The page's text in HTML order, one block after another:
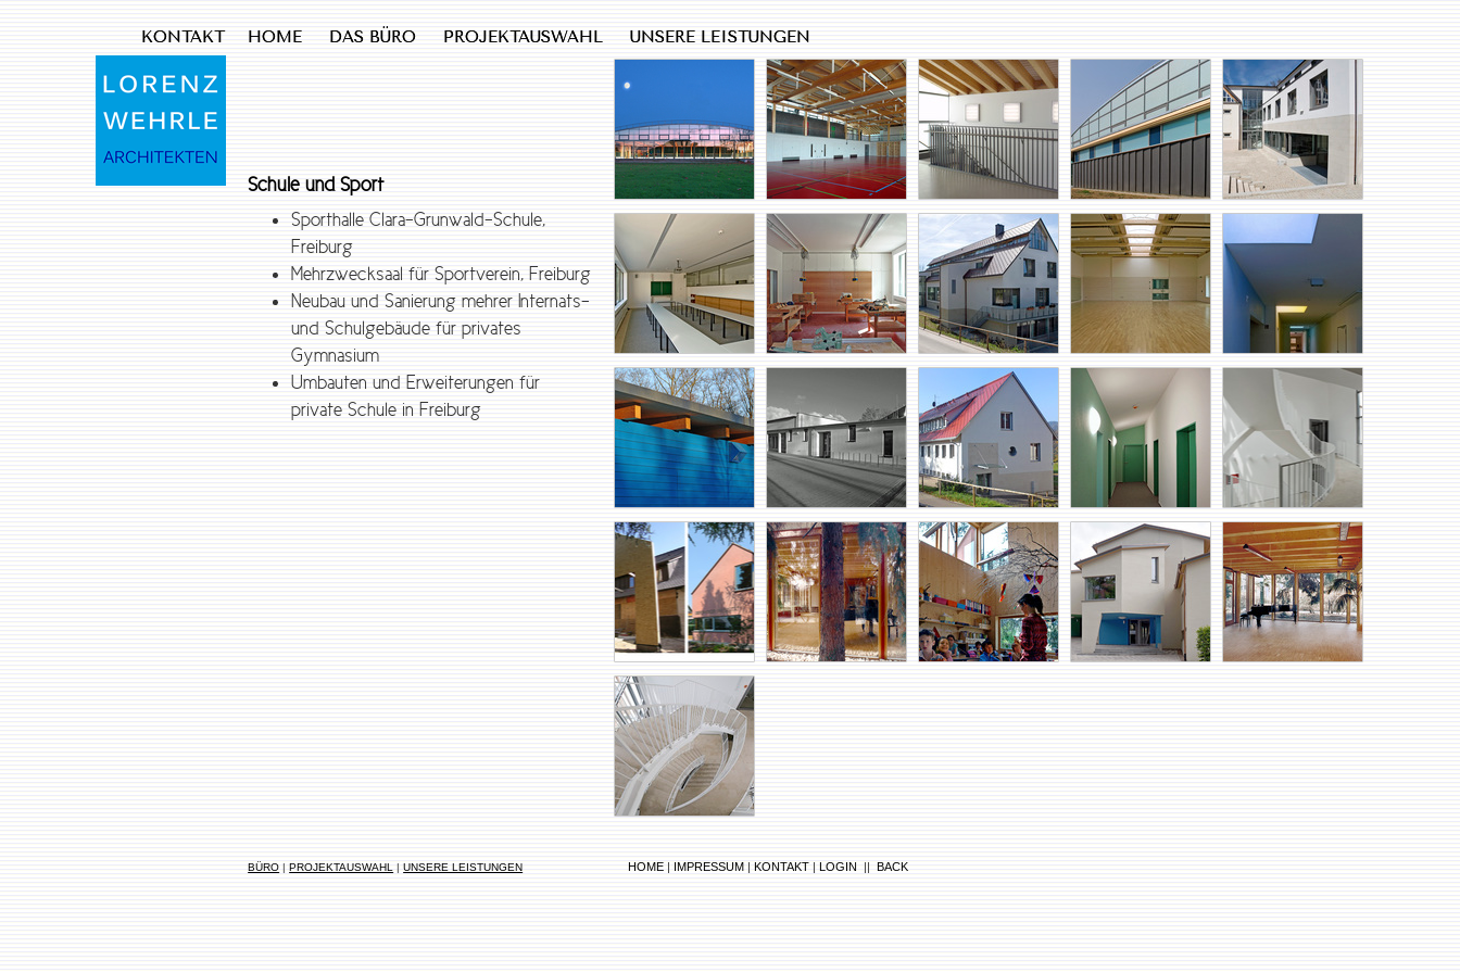
KONTAKT HOME DAS BÜRO PROJEKTAUSWAHL UNSERE LEISTUNGEN
Schule und Sport
Sporthalle Clara-Grunwald-Schule,
Freiburg
Mehrzwecksaal für Sportverein, Freiburg
Neubau und Sanierung mehrer Internats-
und Schulgebäude für privates
Gymnasium
Umbauten und Erweiterungen für
private Schule in Freiburg
BÜRO |PROJEKTAUSWAHL |UNSERE LEISTUNGEN HOME | IMPRESSUM |KONTAKT |LOGIN ||BACK